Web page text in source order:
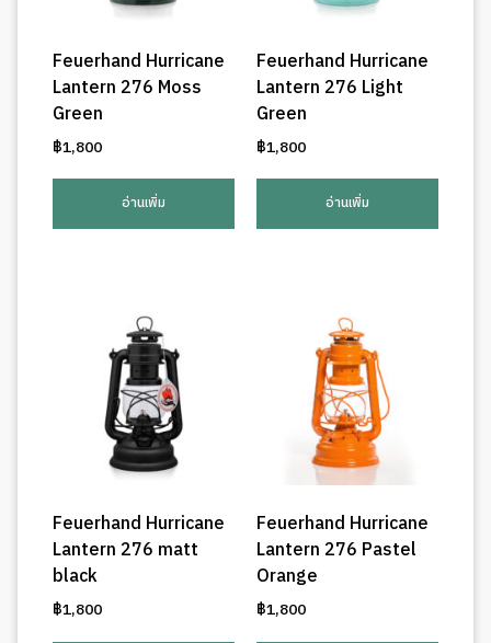
Feuerhand Hurricane
Lantern 276 Moss
Green
฿1,800
อ่านเพิ่ม
Feuerhand Hurricane
Lantern 276 Light
Green
฿1,800
อ่านเพิ่ม
Feuerhand Hurricane
Lantern 276 matt
black
฿1,800
Feuerhand Hurricane
Lantern 276 Pastel
Orange
฿1,800